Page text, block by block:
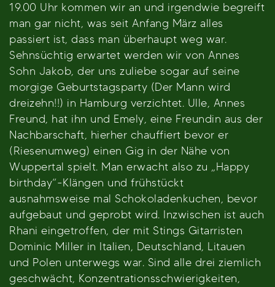
19.00 Uhr kommen wir an und irgendwie begreift
man gar nicht, was seit Anfang März alles
passiert ist, dass man überhaupt weg war.
Sehnsüchtig erwartet werden wir von Annes
Sohn Jakob, der uns zuliebe sogar auf seine
morgige Geburtstagsparty (Der Mann wird
dreizehn!!) in Hamburg verzichtet. Ulle, Annes
Freund, hat ihn und Emely, eine Freundin aus der
Nachbarschaft, hierher chauffiert bevor er
(Riesenumweg) einen Gig in der Nähe von
Wuppertal spielt. Man erwacht also zu „Happy
birthday“-Klängen und frühstückt
ausnahmsweise mal Schokoladenkuchen, bevor
aufgebaut und geprobt wird. Inzwischen ist auch
Rhani eingetroffen, der mit Stings Gitarristen
Dominic Miller in Italien, Deutschland, Litauen
und Polen unterwegs war. Sind alle drei ziemlich
geschwächt, Konzentrationsschwierigkeiten,